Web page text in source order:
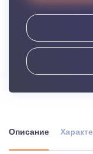
Описание